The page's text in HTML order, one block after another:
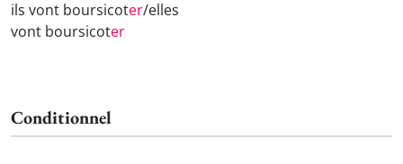
ils vont boursicoter/elles
vont boursicoter
Conditionnel